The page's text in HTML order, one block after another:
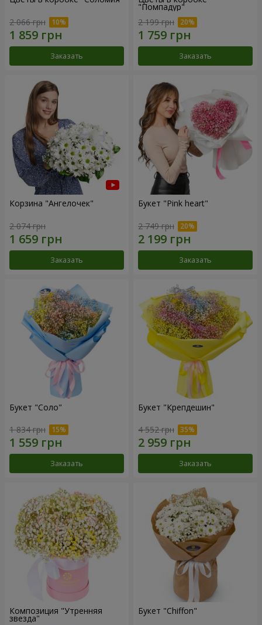
2 066 грн
Заказать
"Помпадур"
2 199 грн
Заказать
Корзина "Ангелочек"
2 074 грн
Заказать
Букет "Pink heart"
2 749 грн
Заказать
Букет "Соло"
1 834 грн
Заказать
Букет "Крепдешин"
4 552 грн
Заказать
Композиция "Утренняя
звезда"
Букет "Chiffon"